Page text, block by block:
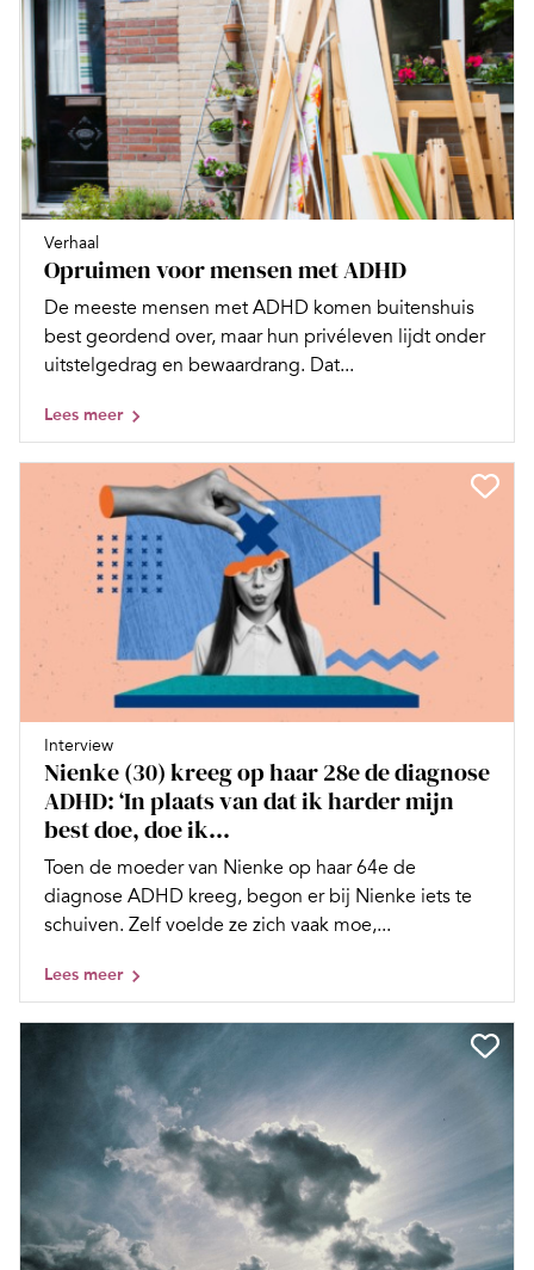
Verhaal
Opruimen voor mensen met ADHD
De meeste mensen met ADHD komen buitenshuis
best geordend over, maar hun privéleven lijdt onder
uitstelgedrag en bewaardrang. Dat...
Lees meer
Interview
Nienke (30) kreeg op haar 28e de diagnose
ADHD: ‘In plaats van dat ik harder mijn
best doe, doe ik...
Toen de moeder van Nienke op haar 64e de
diagnose ADHD kreeg, begon er bij Nienke iets te
schuiven. Zelf voelde ze zich vaak moe,...
Lees meer